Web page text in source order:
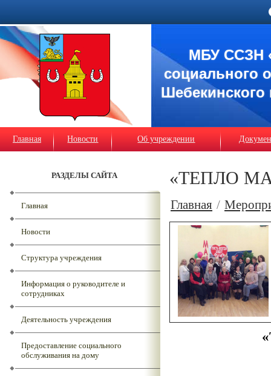
МБУ ССЗН
социального
Шебекинского
Главная Новости Об учреждении
РАЗДЕЛЫ САЙТА
Главная
Новости
Структура учреждения
Информация о руководителе и
сотрудниках
Деятельность учреждения
Предоставление социального
обслуживания на дому
«ТЕПЛО
Главная /